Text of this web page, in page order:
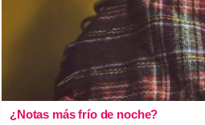
¿Notas más frío de noche?